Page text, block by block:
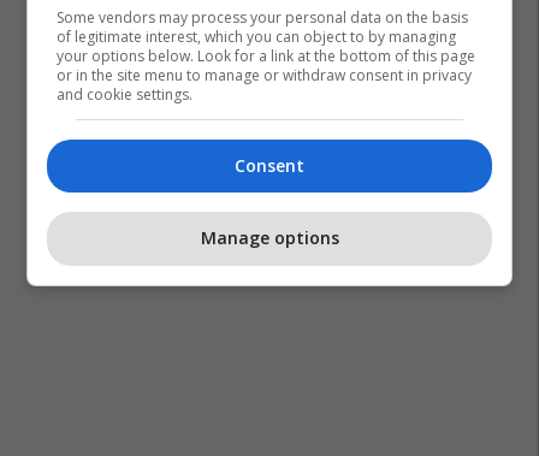
Some vendors may process your personal data on the basis
of legitimate interest, which you can object to by managing
your options below. Look for a link at the bottom of this page
or in the site menu to manage or withdraw consent in privacy
and cookie settings.
Consent
Manage options